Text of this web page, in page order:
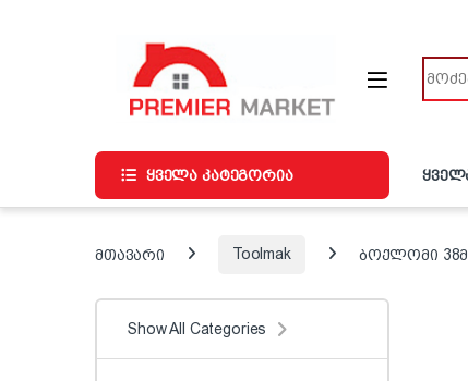
ყველა კატეგორია
მთავარი Toolmak ბოქლომი
Show All Categories